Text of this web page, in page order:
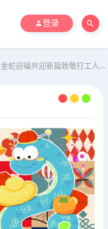
登录
金蛇迎福共迎新篇致敬打工人年会策划跨年地产活动策划方案